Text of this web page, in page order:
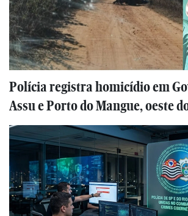
Polícia registra homicídio em
Assu e Porto do Mangue, oeste